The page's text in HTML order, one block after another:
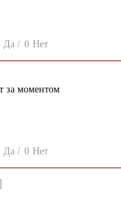
Да / 0 Нет
за моментом
Да / 0 Нет